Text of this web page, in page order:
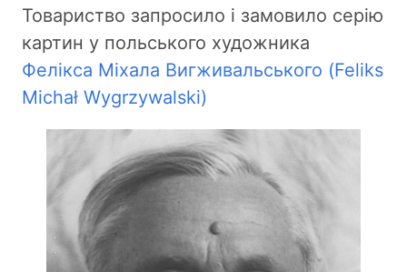
Товариство запросило і замовило серію
картин у польського художника
Фелікса Міхала Вигживальського (Feliks
Michał Wygrzywalski)